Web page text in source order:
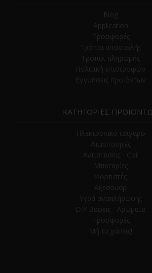
Blog
Application
Προσφορές
Τρόποι αποστολής
Τρόποι πληρωμής
Πολιτική επιστροφών
Εγγυήσεις προϊόντων
ΚΑΤΗΓΟΡΙΕΣ
Ηλεκτρονικό τσιγάρο
Ατμοποιητές
Αντιστάσεις - Coil
Μπαταρίες
Φορτιστές
Αξεσουάρ
Υγρά αναπλήρωσης
DIY Βάσεις - Αρώματα
Προσφορές
Μή τα χάσεις!